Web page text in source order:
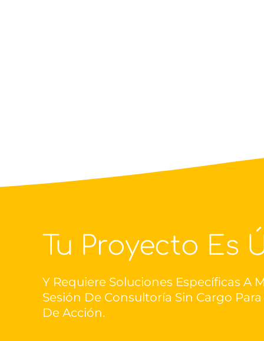
Tu Proyecto Es
Y Requiere Soluciones Específicas A
Sesión De Consultoría Sin Cargo
De Acción.